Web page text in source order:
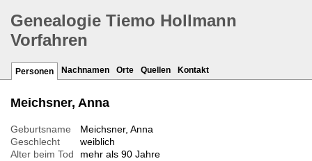
Genealogie Tiemo Hollmann
Vorfahren
Personen Nachnamen Orte Quellen Kontakt
Meichsner, Anna
Geburtsname
Meichsner, Anna
Geschlecht
weiblich
Alter beim Tod
mehr als 90 Jahre